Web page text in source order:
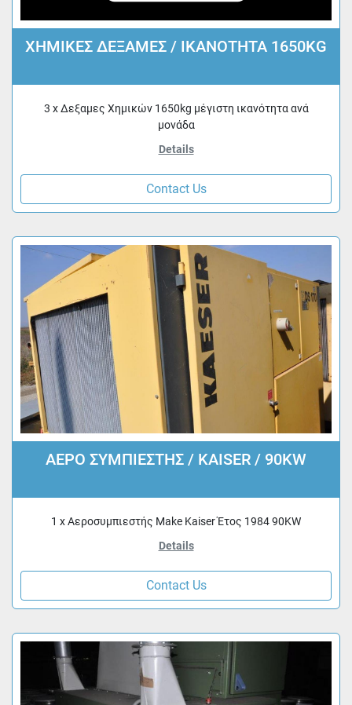
ΧΗΜΙΚΕΣ ΔΕΞΑΜΕΣ / ΙΚΑΝΟΤΗΤΑ 1650KG
3 x Δεξαμες Χημικών 1650kg μέγιστη ικανότητα ανά
μονάδα
Details
Contact Us
ΑΕΡΟ ΣΥΜΠΙΕΣΤΗΣ / KAISER / 90KW
1 x Αεροσυμπιεστής Make Kaiser Έτος 1984 90KW
Details
Contact Us